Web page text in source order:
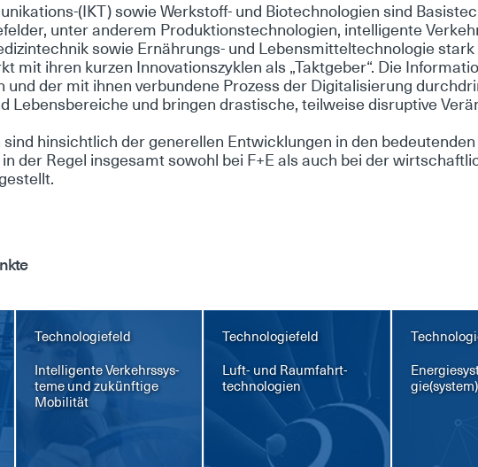
(IKT) so­wie Werk­stoff- und Bio­tech­no­lo­gi­en sind
un­ter an­de­rem Pro­duk­ti­ons­tech­no­lo­gi­en, in­tel­li­gen­te
so­wie Er­näh­rungs- und Le­bens­mit­tel­tech­no­lo­gie stark
mit ih­ren kur­zen In­no­va­ti­ons­zy­klen als „Takt­ge­ber“. Die
der mit ih­nen ver­bun­de­ne Pro­zess der Di­gi­ta­li­sie­rung
Le­bens­be­rei­che und brin­gen dras­ti­sche, teil­wei­se dis­rup­ti­ve
hin­sicht­lich der ge­ne­rel­len Ent­wick­lun­gen in den
der Re­gel ins­ge­samt so­wohl bei F+E als auch bei der
Technologiefeld
In­tel­li­gen­te Ver­kehrs­sys­
te­me und zu­künf­ti­ge
Mo­bi­li­tät
Technologiefeld
Luft- und Raum­fahrt­
tech­no­lo­gi­en